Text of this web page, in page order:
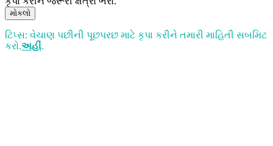
મોકલો
ટિપ્સ: વેચાણ પછીની પૂછપરછ માટે કૃપા કરીને તમારી માહિતી સબમિટ
કરો.અહીં.